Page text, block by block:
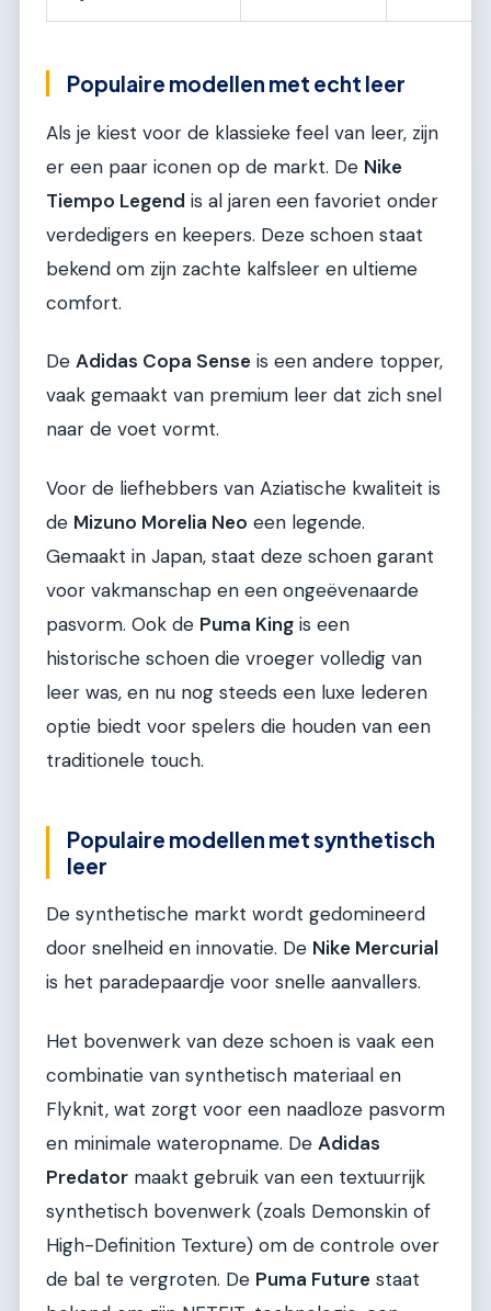
Populaire modellen met echt leer
Als je kiest voor de klassieke feel van leer, zijn
er een paar iconen op de markt. De Nike
Tiempo Legend is al jaren een favoriet onder
verdedigers en keepers. Deze schoen staat
bekend om zijn zachte kalfsleer en ultieme
comfort.
De Adidas Copa Sense is een andere topper,
vaak gemaakt van premium leer dat zich snel
naar de voet vormt.
Voor de liefhebbers van Aziatische kwaliteit is
de Mizuno Morelia Neo een legende.
Gemaakt in Japan, staat deze schoen garant
voor vakmanschap en een ongeëvenaarde
pasvorm. Ook de Puma King is een
historische schoen die vroeger volledig van
leer was, en nu nog steeds een luxe lederen
optie biedt voor spelers die houden van een
traditionele touch.
Populaire modellen met synthetisch
leer
De synthetische markt wordt gedomineerd
door snelheid en innovatie. De Nike Mercurial
is het paradepaardje voor snelle aanvallers.
Het bovenwerk van deze schoen is vaak een
combinatie van synthetisch materiaal en
Flyknit, wat zorgt voor een naadloze pasvorm
en minimale wateropname. De Adidas
Predator maakt gebruik van een textuurrijk
synthetisch bovenwerk (zoals Demonskin of
High-Definition Texture) om de controle over
de bal te vergroten. De Puma Future staat